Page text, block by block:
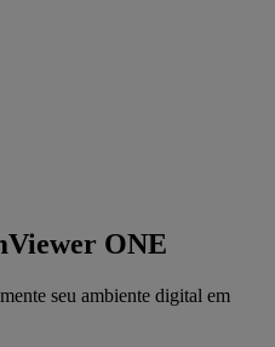
ONE
seu ambiente digital em